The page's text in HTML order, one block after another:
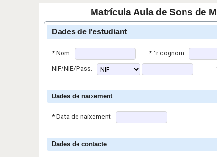
Matrícula Aula de Sons de
Dades de l'estudiant
* Nom * 1r cognom
NIF/NIE/Pass.
Dades de naixement
* Data de naixement
Dades de contacte